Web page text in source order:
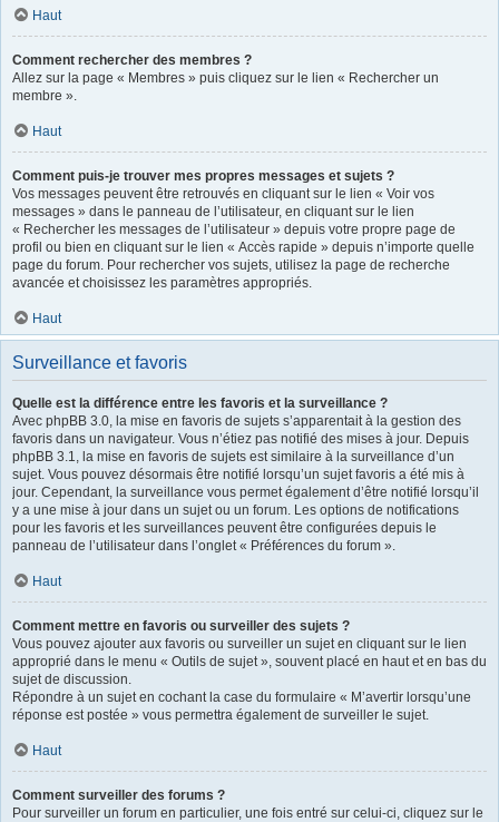
Haut
Comment rechercher des membres ?
Allez sur la page « Membres » puis cliquez sur le lien « Rechercher un
membre ».
Haut
Comment puis-je trouver mes propres messages et sujets ?
Vos messages peuvent être retrouvés en cliquant sur le lien « Voir vos
messages » dans le panneau de l’utilisateur, en cliquant sur le lien
« Rechercher les messages de l’utilisateur » depuis votre propre page de
profil ou bien en cliquant sur le lien « Accès rapide » depuis n’importe quelle
page du forum. Pour rechercher vos sujets, utilisez la page de recherche
avancée et choisissez les paramètres appropriés.
Haut
Surveillance et favoris
Quelle est la différence entre les favoris et la surveillance ?
Avec phpBB 3.0, la mise en favoris de sujets s’apparentait à la gestion des
favoris dans un navigateur. Vous n’étiez pas notifié des mises à jour. Depuis
phpBB 3.1, la mise en favoris de sujets est similaire à la surveillance d’un
sujet. Vous pouvez désormais être notifié lorsqu’un sujet favoris a été mis à
jour. Cependant, la surveillance vous permet également d’être notifié lorsqu’il
y a une mise à jour dans un sujet ou un forum. Les options de notifications
pour les favoris et les surveillances peuvent être configurées depuis le
panneau de l’utilisateur dans l’onglet « Préférences du forum ».
Haut
Comment mettre en favoris ou surveiller des sujets ?
Vous pouvez ajouter aux favoris ou surveiller un sujet en cliquant sur le lien
approprié dans le menu « Outils de sujet », souvent placé en haut et en bas du
sujet de discussion.
Répondre à un sujet en cochant la case du formulaire « M’avertir lorsqu’une
réponse est postée » vous permettra également de surveiller le sujet.
Haut
Comment surveiller des forums ?
Pour surveiller un forum en particulier, une fois entré sur celui-ci, cliquez sur le